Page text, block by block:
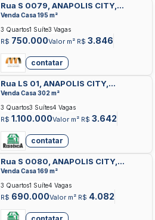
Rua S 0079, ANAPOLIS CITY,
ANAPOLIS
Venda Casa 195 m²
R$ 750.000Valor m² R$ 3.846
3 Quartos1 Suíte3 Vagas
contatar
Rua LS 01, ANAPOLIS CITY,
ANAPOLIS
Venda Casa 302 m²
R$ 1.100.000Valor m² R$ 3.642
3 Quartos3 Suítes4 Vagas
contatar
Rua S 0080, ANAPOLIS CITY,
ANAPOLIS
Venda Casa 169 m²
R$ 690.000Valor m² R$ 4.082
3 Quartos1 Suíte4 Vagas